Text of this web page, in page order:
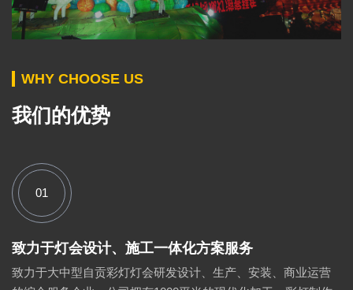
WHY CHOOSE US
我们的优势
01
致力于灯会设计、施工一体化方案服务
致力于大中型自贡彩灯灯会研发设计、生产、安装、商业运营